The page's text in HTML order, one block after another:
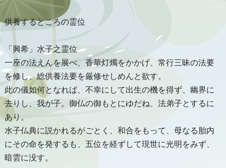
供養するところの霊位
「興希」水子之霊位
一座の法えんを展べ、香華灯燭をかかげ、常行三昧の法要
を修し、総供養法要を厳修せしめんと欲す。
此の儀如何となれば、不幸にして出生の機を得ず、幽界に
去りし、我が子。御仏の御もとにゆだね、法弟子とするに
あり。
水子仏典に説かれるがごとく、和合をもって、母なる胎内
にその命を発するも、五位を経ずして現世に光明をみず、
暗雲に没す。